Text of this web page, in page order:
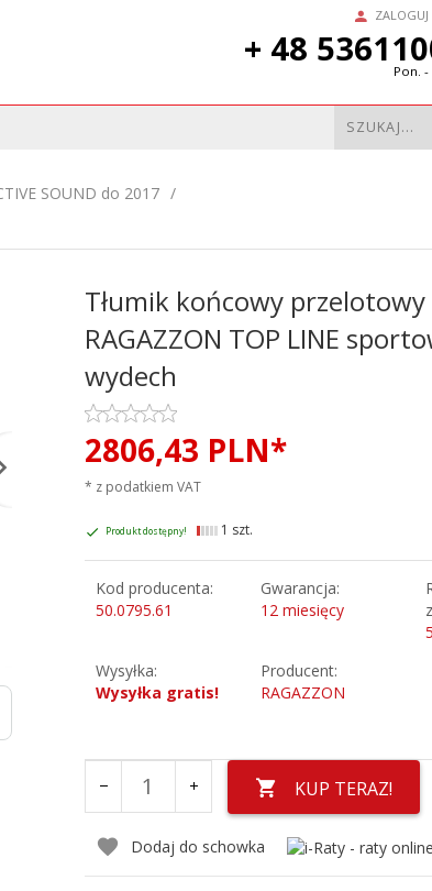
ZALOGUJ
+ 48
Pon. -
SOUND do 2017
Tłumik końcowy przelotowy
RAGAZZON TOP LINE
wydech
2806,43 PLN*
* z podatkiem VAT
Produkt dostępny! 1 szt.
Kod producenta:
50.0795.61
Gwarancja:
12 miesięcy
Wysyłka:
Wysyłka gratis!
Producent:
RAGAZZON
KUP TERAZ!
Dodaj do schowka